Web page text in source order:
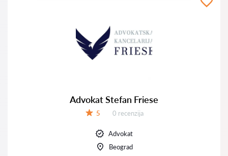
Advokat Stefan Friese
5 Recenzija:
0 recenzija
Advokat
Beograd